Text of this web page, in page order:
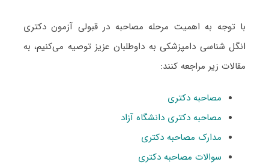
با توجه به اهمیت مرحله مصاحبه در قبولی آزمون دکتری
انگل شناسی دامپزشکی به داوطلبان عزیز توصیه می‌کنیم، به
مقالات زیر مراجعه کنند:
مصاحبه دکتری
مصاحبه دکتری دانشگاه آزاد
مدارک مصاحبه دکتری
سوالات مصاحبه دکتری